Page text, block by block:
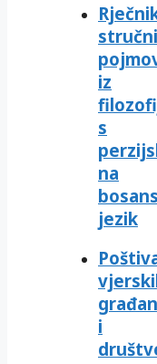
iz
s
na
jezik
i